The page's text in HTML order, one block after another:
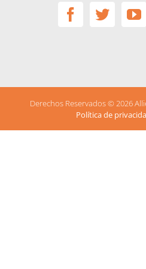
Derechos Reservados ©2026
Política de